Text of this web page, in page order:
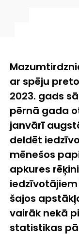
ar spēju
2023. gads
pērnā gada
janvārī
deldēt
mēnešos
apkures
šajos
vairāk nekā
statistikas